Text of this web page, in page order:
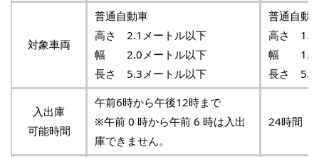
対象車両
普通自動車
高さ 2.1メートル以下
幅 2.0メートル以下
長さ 5.3メートル以下
普通自動
高さ
幅 1.95
長さ
入出庫
可能時間
午前6時から午後12時まで
※午前 0 時から午前 6 時は入出
庫できません。
24時間